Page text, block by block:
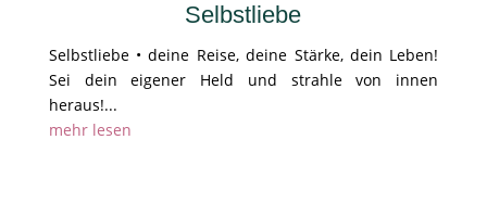
Selbstliebe
Selbstliebe • deine Reise, deine Stärke, dein Leben!
Sei dein eigener Held und strahle von innen
heraus!...
mehr lesen